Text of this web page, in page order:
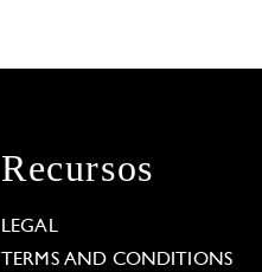
Recursos
LEGAL
TERMS AND CONDITIONS